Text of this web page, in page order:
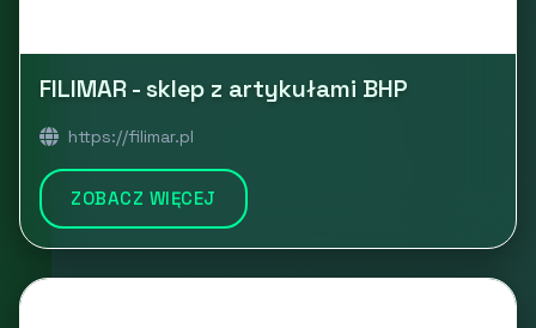
FILIMAR - sklep z artykułami BHP
https://filimar.pl
ZOBACZ WIĘCEJ